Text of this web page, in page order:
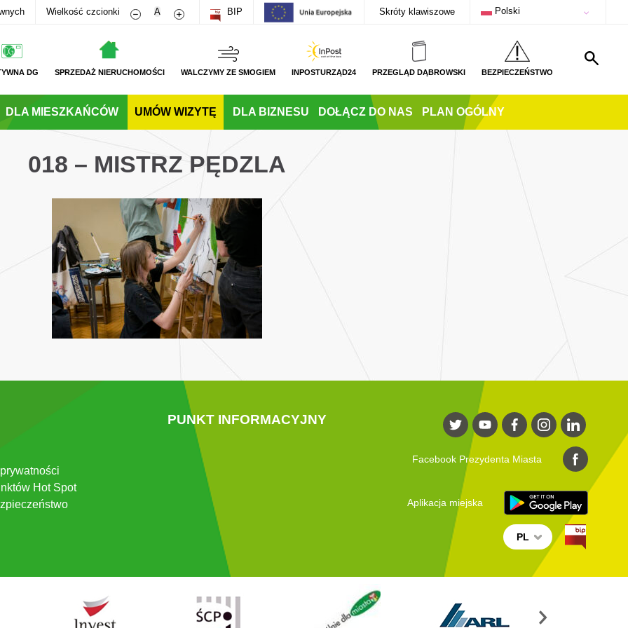
Wielkość czcionki Zmniejsz rozmiar czcionki
A Zwiększ rozmiar czcionki
BIP Skróty klawiszowe Polski
DG SPRZEDAŻ NIERUCHOMOŚCI WALCZYMY ZE SMOGIEM INPOSTURZĄD24 PRZEGLĄD DĄBROWSKI BEZPIECZEŃSTWO
DLA MIESZKAŃCÓW UMÓW WIZYTĘ DLA BIZNESU DOŁĄCZ DO NAS PLAN OGÓLNY
018 – MISTRZ PĘDZLA
Hot Spot
PUNKT INFORMACYJNY
Facebook Prezydenta Miasta
Aplikacja miejska
PL